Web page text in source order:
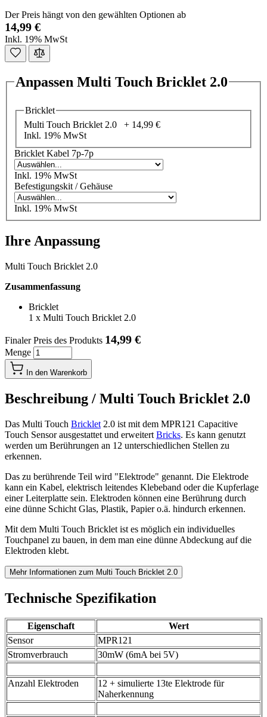
Der Preis hängt von den gewählten Optionen ab
14,99 €
Inkl. 19% MwSt
Anpassen Multi Touch Bricklet 2.0
Bricklet
Multi Touch Bricklet 2.0 + 14,99 €
Inkl. 19% MwSt
Bricklet Kabel 7p-7p
Inkl. 19% MwSt
Befestigungskit / Gehäuse
Inkl. 19% MwSt
Ihre Anpassung
Multi Touch Bricklet 2.0
Zusammenfassung
Bricklet
1 x Multi Touch Bricklet 2.0
Finaler Preis des Produkts 14,99 €
Menge
In den Warenkorb
Beschreibung / Multi Touch Bricklet 2.0
Das Multi Touch Bricklet 2.0 ist mit dem MPR121 Capacitive
Touch Sensor ausgestattet und erweitert Bricks. Es kann genutzt
werden um Berührungen an 12 unterschiedlichen Stellen zu
erkennen.
Das zu berührende Teil wird "Elektrode" genannt. Die Elektrode
kann ein Kabel, elektrisch leitendes Klebeband oder die Kupferlage
einer Leiterplatte sein. Elektroden können eine Berührung durch
eine dünne Schicht Glas, Plastik, Papier o.ä. hindurch erkennen.
Mit dem Multi Touch Bricklet ist es möglich ein individuelles
Touchpanel zu bauen, in dem man eine dünne Abdeckung auf die
Elektroden klebt.
Mehr Informationen zum Multi Touch Bricklet 2.0
Technische Spezifikation
Eigenschaft
Wert
Sensor
MPR121
Stromverbrauch
30mW (6mA bei 5V)
Anzahl Elektroden
12 + simulierte 13te Elektrode für
Naherkennung